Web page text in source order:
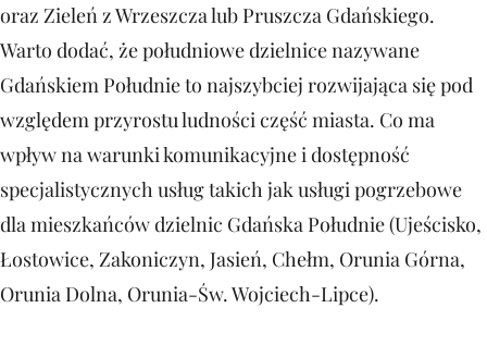
oraz Zieleń z Wrzeszcza lub Pruszcza Gdańskiego.
Warto dodać, że południowe dzielnice nazywane
Gdańskiem Południe to najszybciej rozwijająca się pod
względem przyrostu ludności część miasta. Co ma
wpływ na warunki komunikacyjne i dostępność
specjalistycznych usług takich jak usługi pogrzebowe
dla mieszkańców dzielnic Gdańska Południe (Ujeścisko,
Łostowice, Zakoniczyn, Jasień, Chełm, Orunia Górna,
Orunia Dolna, Orunia-Św. Wojciech-Lipce).